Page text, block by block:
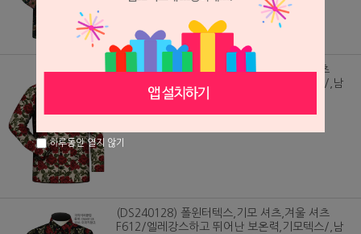
(DS240129) 폴윈터텍스,기모 셔츠,겨울 셔츠
F613/엘레강스하고 뛰어난 보온력,기모텍스/,남
녀 맞춤셔츠,남방,체크 셔츠,캐주얼 와이셔츠
65,000원
(DS240128) 폴윈터텍스,기모 셔츠,겨울 셔츠
F612/엘레강스하고 뛰어난 보온력,기모텍스/,남
하루동안 열지 않기